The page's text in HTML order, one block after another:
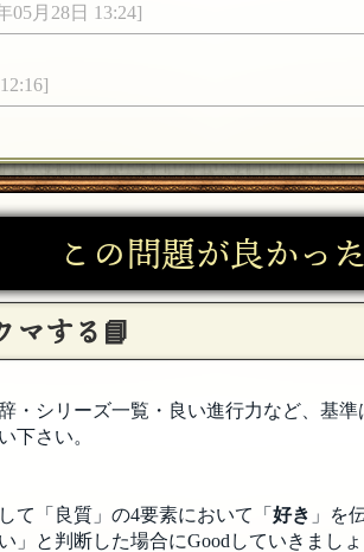
05月28日 13:24]
す。[26年05月27日 19:05]
月27日 18:51]
この問題が良かっ
マする📘
・シリーズ一覧・良い進行力など、基準
下さい。
て「良質」の4要素において「 好き 」を
」と判断した場合にGoodしていきましょ